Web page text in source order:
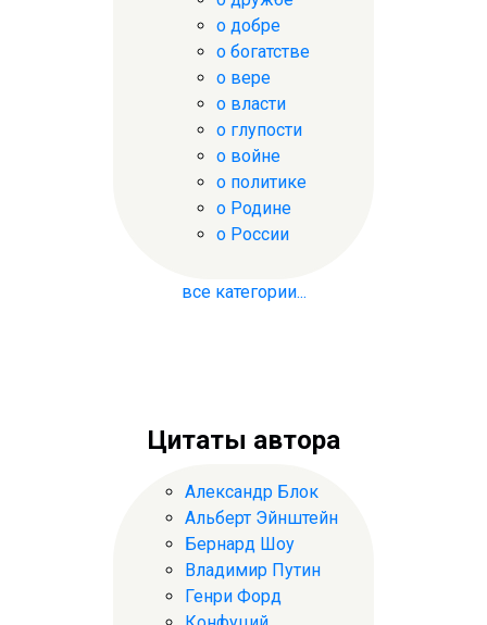
о добре
о богатстве
о вере
о власти
о глупости
о войне
о политике
о Родине
о России
все категории...
Цитаты автора
Александр Блок
Альберт Эйнштейн
Бернард Шоу
Владимир Путин
Генри Форд